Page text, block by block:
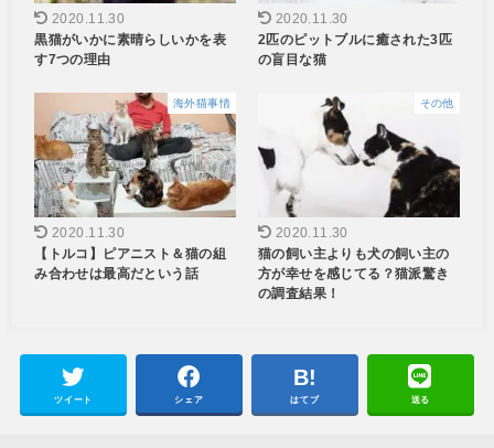
2020.11.30
黒猫がいかに素晴らしいかを表
す7つの理由
2020.11.30
2匹のピットブルに癒された3匹
の盲目な猫
海外猫事情
2020.11.30
【トルコ】ピアニスト＆猫の組
み合わせは最高だという話
その他
2020.11.30
猫の飼い主よりも犬の飼い主の
方が幸せを感じてる？猫派驚き
の調査結果！
ツイート シェア はてブ 送る